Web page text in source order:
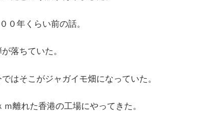
年くらい前の話。
落ちていた。
はそこがジャガイモ畑になっていた。
離れた香港の工場にやってきた。